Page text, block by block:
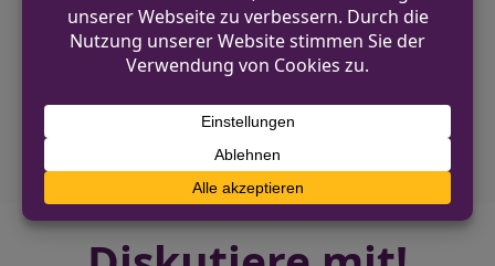
Kleve: Verletzte nach Sturz mit E-Scooter in
Fußgängerzone
NÄCHSTER BEITRAG
Trickdiebe in Bochum: Falsche Handwerker
bestehlen Seniorinnen